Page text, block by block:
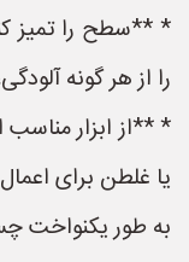
* **سطح را تمیز
را از هر گونه
* **از ابزار مناسب
یا غلطن برای
به طور یکنواخت